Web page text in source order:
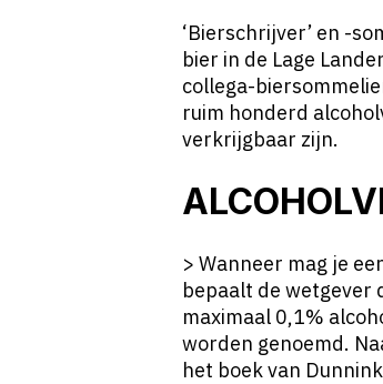
‘Bierschrijver’ en -
bier in de Lage
collega-
ruim honderd
verkrijgbaar zijn.
> Wanneer mag je
bepaalt de wetgever
maximaal 0,1%
worden genoemd.
het boek van